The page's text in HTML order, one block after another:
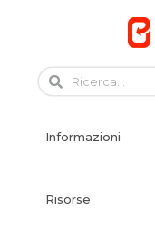
content
Informazioni
Risorse